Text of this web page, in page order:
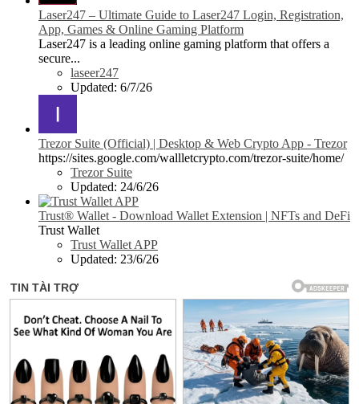
Laser247 – Ultimate Guide to Laser247 Login, Registration,
App, Games & Online Gaming Platform
Laser247 is a leading online gaming platform that offers a
secure...
laseer247
Updated: 6/7/26
Trezor Suite (Official) | Desktop & Web Crypto App - Trezor
https://sites.google.com/wallletcrypto.com/trezor-suite/home/
Trezor Suite
Updated: 24/6/26
Trust® Wallet - Download Wallet Extension | NFTs and DeFi
Trust Wallet
Trust Wallet APP
Updated: 23/6/26